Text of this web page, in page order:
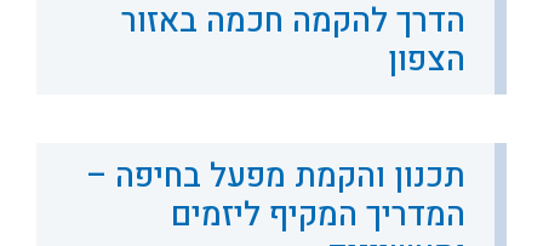
הדרך להקמה חכמה באזור
הצפון
תכנון והקמת מפעל בחיפה –
המדריך המקיף ליזמים